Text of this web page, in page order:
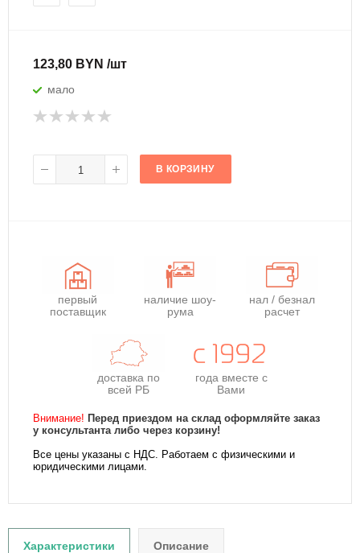
123,80 BYN /шт
мало
В КОРЗИНУ
первый
поставщик
наличие шоу-
рума
нал / безнал
расчет
доставка по
всей РБ
года вместе с
Вами
Внимание! Перед приездом на склад оформляйте заказ
у консультанта либо через корзину!
Все цены указаны с НДС. Работаем с физическими и
юридическими лицами.
Характеристики Описание